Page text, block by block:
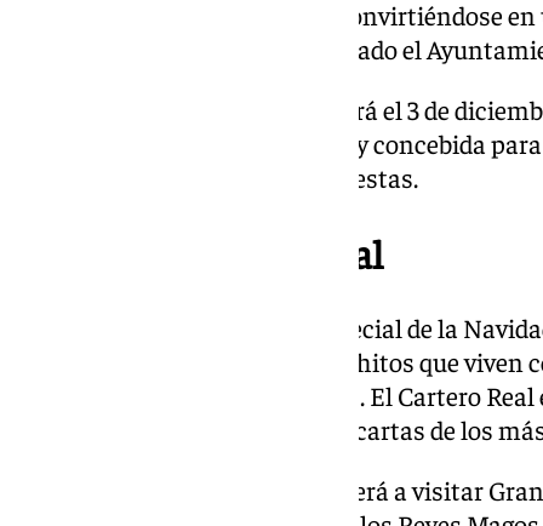
programa turístico navideño, convirtiéndose
a todos los públicos», ha informado el
El Belén Municipal se inaugurará el 3 de
edición especialmente cuidada y concebida
imprescindible durante estas fiestas.
Cartero y Heraldo Real
Dentro de la programación especial de la
ha querido reforzar los grandes hitos que
y, muy especialmente, los niños. El Cartero
Ayuntamiento para recoger las cartas de los
Además, el El Heraldo Real volverá a visitar